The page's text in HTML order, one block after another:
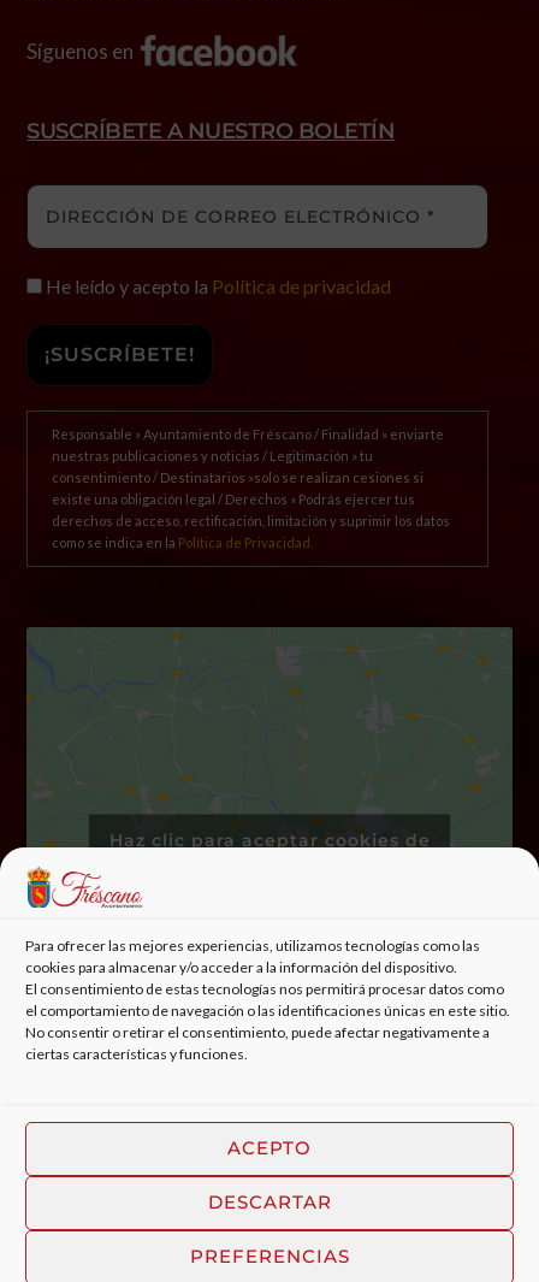
Para ofrecer las mejores experiencias, utilizamos tecnologías como las
cookies para almacenar y/o acceder a la información del dispositivo.
El consentimiento de estas tecnologías nos permitirá procesar datos como
el comportamiento de navegación o las identificaciones únicas en este sitio.
No consentir o retirar el consentimiento, puede afectar negativamente a
ciertas características y funciones.
ACEPTO
DESCARTAR
PREFERENCIAS
Síguenos en
SUSCRÍBETE A NUESTRO BOLETÍN
He leído y acepto la Política de privacidad
Responsable » Ayuntamiento de Fréscano / Finalidad » enviarte
nuestras publicaciones y noticias / Legitimación » tu
consentimiento / Destinatarios »solo se realizan cesiones si
existe una obligación legal / Derechos » Podrás ejercer tus
derechos de acceso, rectificación, limitación y suprimir los datos
como se indica en la Política de Privacidad.
Haz clic para aceptar cookies de
© 2022, AYUNTAMIENTO DE FRÉSCANO | DISEÑO WEB
ESTUDIO DIGITAL MC CLIC
AVISO LEGAL
POLÍTICA DE COOKIES